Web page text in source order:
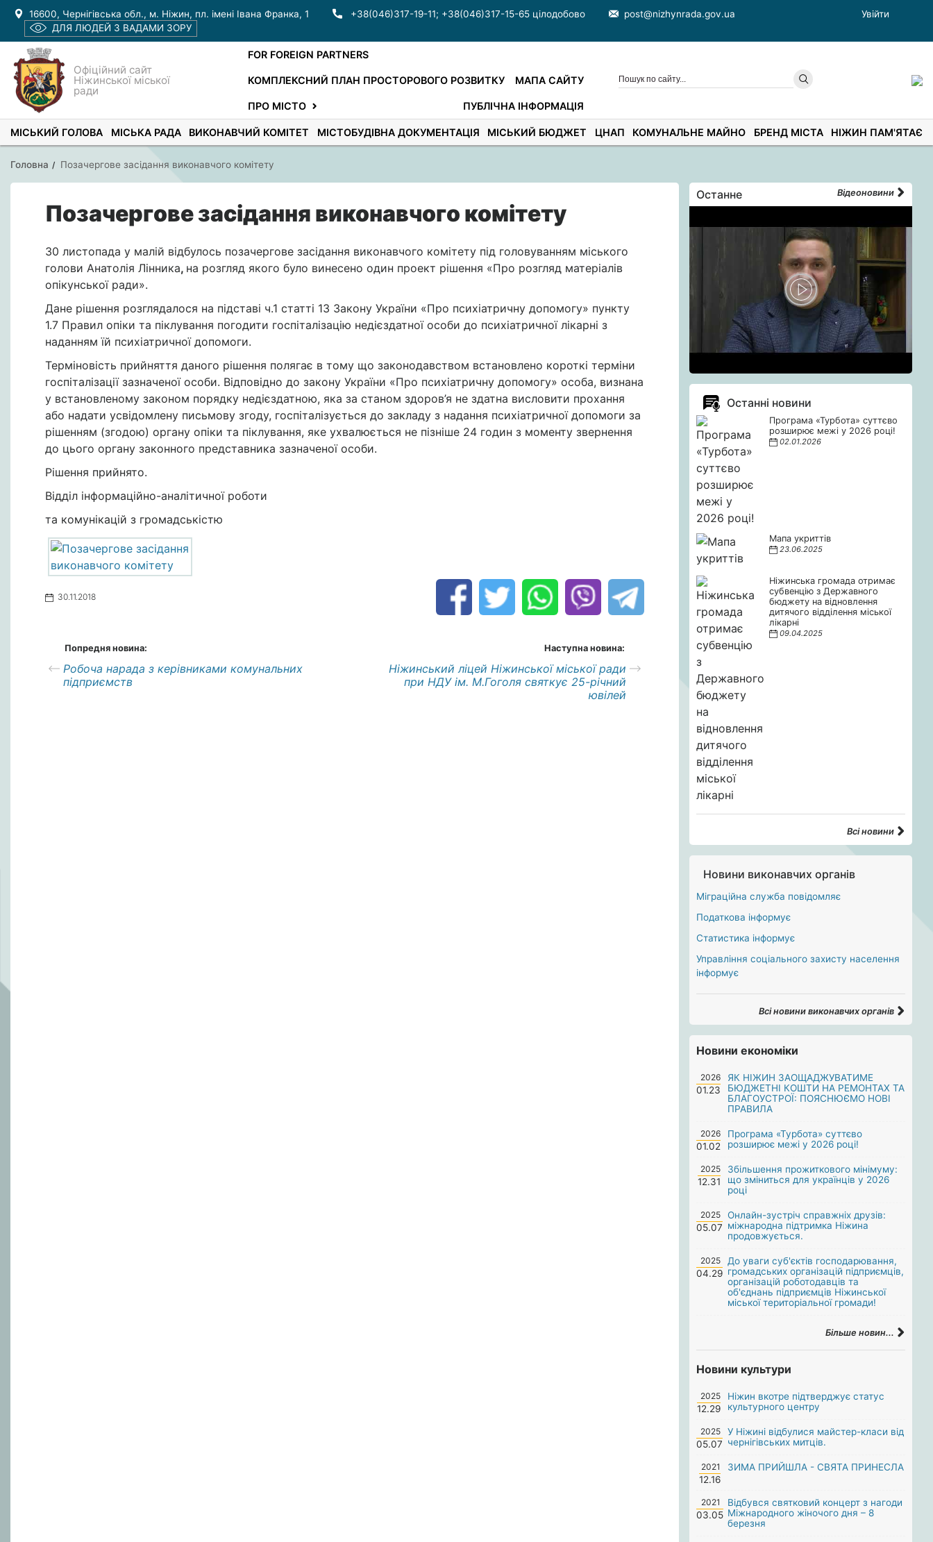
16600, Чернігівська обл., м. Ніжин, пл. імені Івана Франка, 1 +38(046)317-19-11; +38(046)317-15-65 цілодобово post@nizhynrada.gov.ua
Увійти
ДЛЯ ЛЮДЕЙ З ВАДАМИ ЗОРУ
Офіційний сайт
Ніжинської міської
ради
FOR FOREIGN PARTNERS
КОМПЛЕКСНИЙ ПЛАН ПРОСТОРОВОГО РОЗВИТКУ МАПА САЙТУ
ПРО МІСТО ПУБЛІЧНА ІНФОРМАЦІЯ
МІСЬКИЙ ГОЛОВА МІСЬКА РАДА ВИКОНАВЧИЙ КОМІТЕТ МІСТОБУДІВНА ДОКУМЕНТАЦІЯ МІСЬКИЙ БЮДЖЕТ ЦНАП КОМУНАЛЬНЕ МАЙНО БРЕНД МІСТА НІЖИН ПАМ'ЯТАЄ
Головна Позачергове засідання виконавчого комітету
Позачергове засідання виконавчого комітету
30 листопада у малій відбулось позачергове засідання виконавчого комітету під головуванням міського
голови Анатолія Лінника, на розгляд якого було винесено один проект рішення «Про розгляд матеріалів
опікунської ради».
Дане рішення розглядалося на підставі ч.1 статті 13 Закону України «Про психіатричну допомогу» пункту
1.7 Правил опіки та піклування погодити госпіталізацію недієздатної особи до психіатричної лікарні з
наданням їй психіатричної допомоги.
Терміновість прийняття даного рішення полягає в тому що законодавством встановлено короткі терміни
госпіталізації зазначеної особи. Відповідно до закону України «Про психіатричну допомогу» особа, визнана
у встановленому законом порядку недієздатною, яка за станом здоров’я не здатна висловити прохання
або надати усвідомлену письмову згоду, госпіталізується до закладу з надання психіатричної допомоги за
рішенням (згодою) органу опіки та піклування, яке ухвалюється не пізніше 24 годин з моменту звернення
до цього органу законного представника зазначеної особи.
Рішення прийнято.
Відділ інформаційно-аналітичної роботи
та комунікацій з громадськістю
30.11.2018
Попредня новина:
Робоча нарада з керівниками комунальних
підприємств
Наступна новина:
Ніжинський ліцей Ніжинської міської ради
при НДУ ім. М.Гоголя святкує 25-річний
ювілей
Останне Відеоновини
Останні новини
Програма «Турбота» суттєво
розширює межі у 2026 році!
02.01.2026
Мапа укриттів
23.06.2025
Ніжинська громада отримає
субвенцію з Державного
бюджету на відновлення
дитячого відділення міської
лікарні
09.04.2025
Всі новини
Новини виконавчих органів
Міграційна служба повідомляє
Податкова інформує
Статистика інформує
Управління соціального захисту населення
інформує
Всі новини виконавчих органів
Новини економіки
2026
01.23
ЯК НІЖИН ЗАОЩАДЖУВАТИМЕ
БЮДЖЕТНІ КОШТИ НА РЕМОНТАХ ТА
БЛАГОУСТРОЇ: ПОЯСНЮЄМО НОВІ
ПРАВИЛА
2026
01.02
Програма «Турбота» суттєво
розширює межі у 2026 році!
2025
12.31
Збільшення прожиткового мінімуму:
що зміниться для українців у 2026
році
2025
05.07
Онлайн-зустріч справжніх друзів:
міжнародна підтримка Ніжина
продовжується.
2025
04.29
До уваги суб'єктів господарювання,
громадських організацій підприємців,
організацій роботодавців та
об'єднань підприємців Ніжинської
міської територіальної громади!
Більше новин...
Новини культури
2025
12.29
Ніжин вкотре підтверджує статус
культурного центру
2025
05.07
У Ніжині відбулися майстер-класи від
чернігівських митців.
2021
12.16
ЗИМА ПРИЙШЛА - СВЯТА ПРИНЕСЛА
2021
03.05
Відбувся святковий концерт з нагоди
Міжнародного жіночого дня – 8
березня